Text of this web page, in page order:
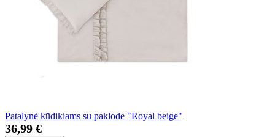
Patalynė kūdikiams su paklode "Royal beige"
36,99 €